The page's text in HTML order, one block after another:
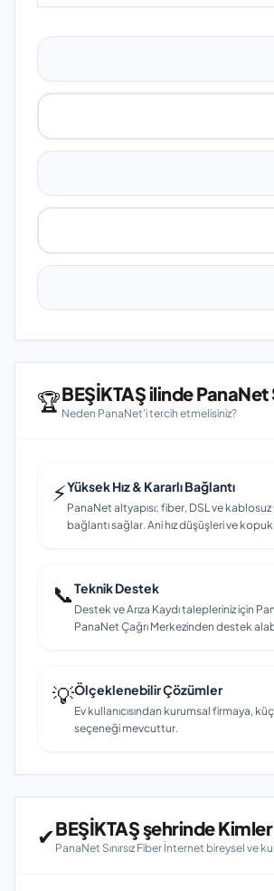
🏆BEŞİKTAŞ ilinde PanaNet
Neden PanaNet'i tercih etmelisiniz?
⚡Yüksek Hız & Kararlı Bağlantı
PanaNet altyapısı; fiber, DSL ve
bağlantı sağlar. Ani hız düşüşleri ve
📞Teknik Destek
Destek ve Arıza Kaydı talepleriniz için
PanaNet Çağrı Merkezinden destek
💡Ölçeklenebilir Çözümler
Ev kullanıcısından kurumsal firmaya,
seçeneği mevcuttur.
✔BEŞİKTAŞ şehrinde
PanaNet Sınırsız Fiber İnternet bireysel ve